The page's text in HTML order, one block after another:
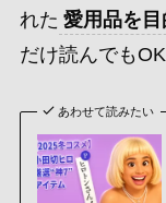
れた 愛用品を目
だけ読んでもOK
あわせて読みたい